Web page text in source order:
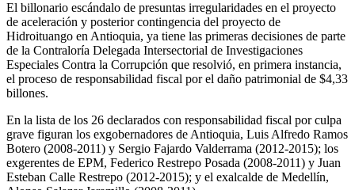
El billonario escándalo de presuntas irregularidades en el proyecto
de aceleración y posterior contingencia del proyecto de
Hidroituango en Antioquia, ya tiene las primeras decisiones de parte
de la Contraloría Delegada Intersectorial de Investigaciones
Especiales Contra la Corrupción que resolvió, en primera instancia,
el proceso de responsabilidad fiscal por el daño patrimonial de $4,33
billones.
En la lista de los 26 declarados con responsabilidad fiscal por culpa
grave figuran los exgobernadores de Antioquia, Luis Alfredo Ramos
Botero (2008-2011) y Sergio Fajardo Valderrama (2012-2015); los
exgerentes de EPM, Federico Restrepo Posada (2008-2011) y Juan
Esteban Calle Restrepo (2012-2015); y el exalcalde de Medellín,